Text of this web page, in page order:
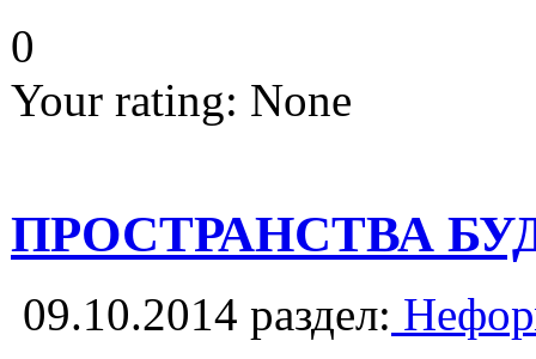
0
Your rating: None
ПРОСТРАНСТВА
09.10.2014 раздел: